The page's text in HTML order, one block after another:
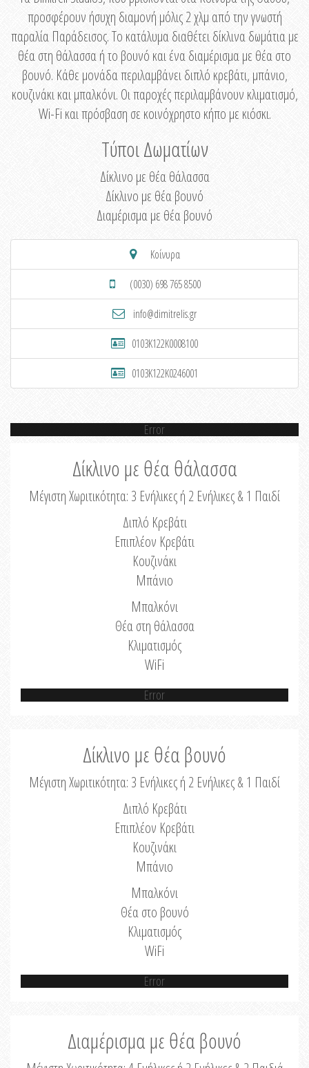
προσφέρουν ήσυχη διαμονή μόλις 2 χλμ από την γνωστή
παραλία Παράδεισος. Το κατάλυμα διαθέτει δίκλινα δωμάτια με
θέα στη θάλασσα ή το βουνό και ένα διαμέρισμα με θέα στο
βουνό. Κάθε μονάδα περιλαμβάνει διπλό κρεβάτι, μπάνιο,
κουζινάκι και μπαλκόνι. Οι παροχές περιλαμβάνουν κλιματισμό,
Wi-Fi και πρόσβαση σε κοινόχρηστο κήπο με κιόσκι.
Τύποι Δωματίων
Δίκλινο με θέα θάλασσα
Δίκλινο με θέα βουνό
Διαμέρισμα με θέα βουνό
Κοίνυρα
(0030) 698 765 8500
info@dimitrelis.gr
0103K122K0008100
0103K122K0246001
Error
Δίκλινο με θέα θάλασσα
Μέγιστη Χωριτικότητα: 3 Ενήλικες ή 2 Ενήλικες & 1 Παιδί
Διπλό Κρεβάτι
Επιπλέον Κρεβάτι
Κουζινάκι
Μπάνιο
Μπαλκόνι
Θέα στη θάλασσα
Κλιματισμός
WiFi
Error
Δίκλινο με θέα βουνό
Μέγιστη Χωριτικότητα: 3 Ενήλικες ή 2 Ενήλικες & 1 Παιδί
Διπλό Κρεβάτι
Επιπλέον Κρεβάτι
Κουζινάκι
Μπάνιο
Μπαλκόνι
Θέα στο βουνό
Κλιματισμός
WiFi
Error
Διαμέρισμα με θέα βουνό